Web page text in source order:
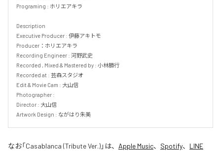
Programing : ホリエアキラ
Description
Executive Producer : 伊藤アキトモ
Producer：ホリエアキラ
Recording Engineer : 河野武史
Recorded , Mixed & Mastered by : 小林勝行
Recorded at : 芸森スタジオ
Edit & Movie Cam : 大山信
Photographer :
Director : 大山信
Artwork Design : ながはり朱美
なお「Casablanca (Tribute Ver.)」は、 Apple Music、 Spotify、 LINE